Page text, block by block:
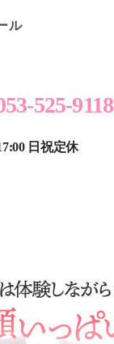
ル
525-9118
日祝定休